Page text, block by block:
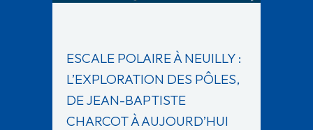
ESCALE POLAIRE À NEUILLY :
L’EXPLORATION DES PÔLES,
DE JEAN-BAPTISTE
CHARCOT À AUJOURD’HUI